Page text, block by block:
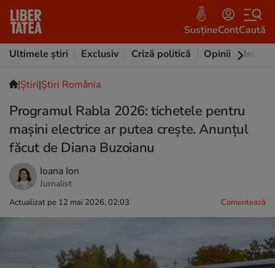
SusțineContCaută
Ultimele știri
Exclusiv Criză politică Opinii
|Ştiri|Știri România
Programul Rabla 2026: tichetele pentru
mașini electrice ar putea crește. Anunțul
făcut de Diana Buzoianu
Ioana Ion
Jurnalist
Actualizat pe 12 mai 2026, 02:03 Comentează